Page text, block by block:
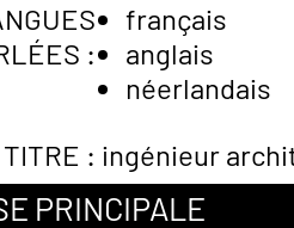
:
français
anglais
néerlandais
TITRE : ingénieur
PRINCIPALE